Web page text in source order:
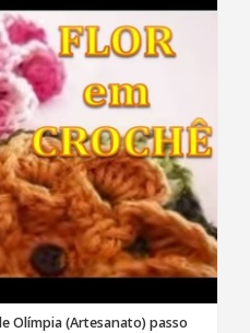
Olímpia (Artesanato) passo